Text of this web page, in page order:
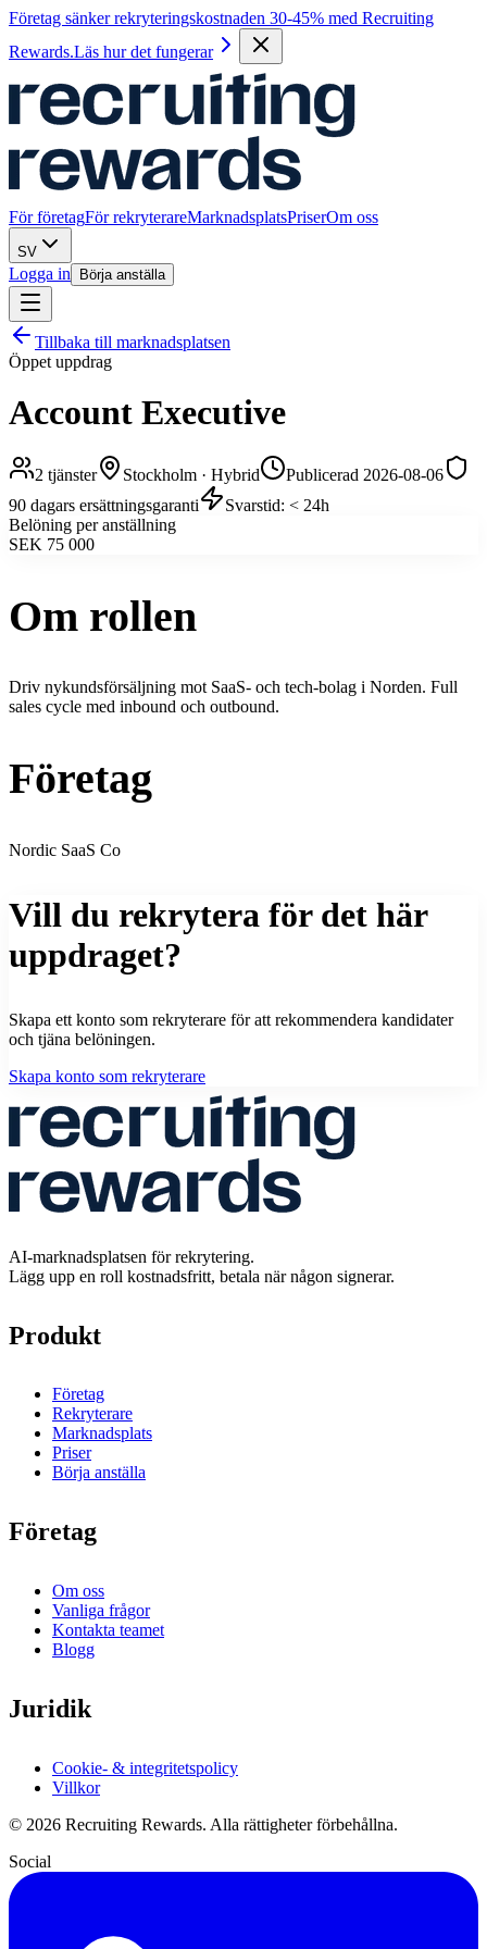
Företag sänker rekryteringskostnaden 30-45% med Recruiting
Rewards.Läs hur det fungerar
För företagFör rekryterareMarknadsplatsPriserOm oss
SV
Logga in Börja anställa
Tillbaka till marknadsplatsen
Öppet uppdrag
Account Executive
2 tjänster Stockholm · Hybrid
Publicerad 2026-08-06
90 dagars ersättningsgaranti
Svarstid: < 24h
Belöning per anställning
SEK 75 000
Om rollen
Driv nykundsförsäljning mot SaaS- och tech-bolag i Norden. Full
sales cycle med inbound och outbound.
Företag
Nordic SaaS Co
Vill du rekrytera för det här
uppdraget?
Skapa ett konto som rekryterare för att rekommendera kandidater
och tjäna belöningen.
Skapa konto som rekryterare
AI-marknadsplatsen för rekrytering.
Lägg upp en roll kostnadsfritt, betala när någon signerar.
Produkt
Företag
Rekryterare
Marknadsplats
Priser
Börja anställa
Företag
Om oss
Vanliga frågor
Kontakta teamet
Blogg
Juridik
Cookie- & integritetspolicy
Villkor
© 2026 Recruiting Rewards. Alla rättigheter förbehållna.
Social